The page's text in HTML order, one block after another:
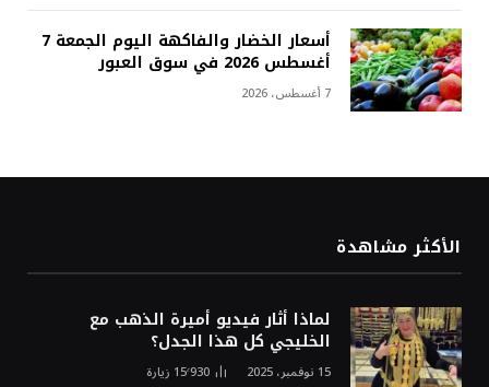
أسعار الخضار والفاكهة اليوم الجمعة 7
أغسطس 2026 في سوق العبور
7 أغسطس، 2026
الأكثر مشاهدة
لماذا أثار فيديو أميرة الذهب مع
الخليجي كل هذا الجدل؟
15 نوفمبر، 2025 15٬930 زيارة